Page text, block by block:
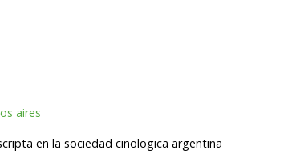
aires
en la sociedad cinologica argentina